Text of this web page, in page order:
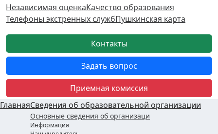
Независимая оценкаКачество образования
Телефоны экстренных службПушкинская карта
Контакты
Задать вопрос
Приемная комиссия
ГлавнаяСведения об образовательной организации
Основные сведения об организаци
Информация